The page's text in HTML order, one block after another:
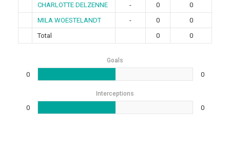
CHARLOTTE DELZENNE
- 0
0
MILA WOESTELANDT
- 0
0
Total
0 0
Goals
0 0
Interceptions
0 0